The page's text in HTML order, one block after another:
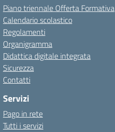
Piano triennale Offerta Formativa
Calendario scolastico
Regolamenti
Organigramma
Didattica digitale integrata
Sicurezza
Contatti
Servizi
Pago in rete
Tutti i servizi